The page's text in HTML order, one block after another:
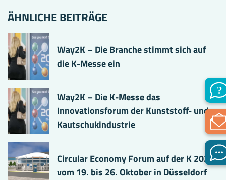
ÄHNLICHE BEITRÄGE
Way2K – Die Branche stimmt sich auf
die K-Messe ein
Way2K – Die K-Messe das
Innovationsforum der Kunststoff- und
Kautschukindustrie
Circular Economy Forum auf der K 2022
vom 19. bis 26. Oktober in Düsseldorf